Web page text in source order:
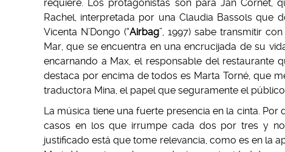
requiere. Los protagonistas son para Jan
Rachel, interpretada por una Claudia Bassols que
Vicenta N’Dongo (“Airbag”, 1997) sabe transmitir
Mar, que se encuentra en una encrucijada de su
encarnando a Max, el responsable del restaurante
destaca por encima de todos es Marta Torné, que
traductora Mina, el papel que seguramente el
La música tiene una fuerte presencia en la cinta.
casos en los que irrumpe cada dos por tres y
justificado está que tome relevancia, como es en la